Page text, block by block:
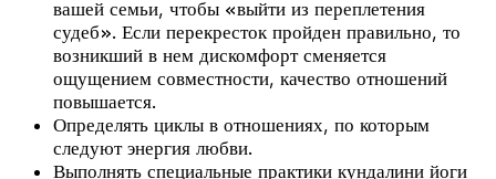
вашей семьи, чтобы «выйти из переплетения
судеб». Если перекресток пройден правильно, то
возникший в нем дискомфорт сменяется
ощущением совместности, качество отношений
повышается.
Определять циклы в отношениях, по которым
следуют энергия любви.
Выполнять специальные практики кундалини йоги